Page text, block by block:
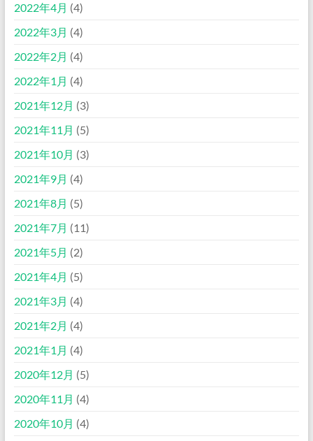
2022年4月 (4)
2022年3月 (4)
2022年2月 (4)
2022年1月 (4)
2021年12月 (3)
2021年11月 (5)
2021年10月 (3)
2021年9月 (4)
2021年8月 (5)
2021年7月 (11)
2021年5月 (2)
2021年4月 (5)
2021年3月 (4)
2021年2月 (4)
2021年1月 (4)
2020年12月 (5)
2020年11月 (4)
2020年10月 (4)